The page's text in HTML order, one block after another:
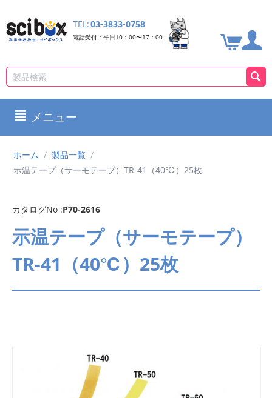
TEL:03-3833-0758
電話受付：平日10：00〜17：00
メニュー
ホーム / 製品一覧 /
示温テープ（サーモテープ）TR-41（40℃）25枚
カタログNo :P70-2616
示温テープ（サーモテープ）
TR-41（40℃）25枚